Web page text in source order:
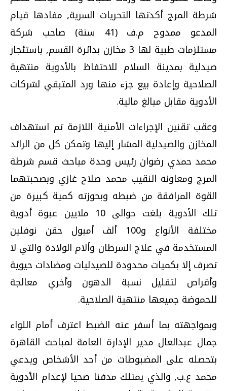
شرطة المرج أكدتها التحريات السرية, مفادها قيام
المدعو ممدوح م.ف (41 سنة) صاحب شركة
مستلزمات طبية لها 3 مخازن بدائرة القسم, باستئجار
صيدلية بمدينة السلام للاحتفاظ بالأدوية منتهية
الصلاحية وإعادة بيع جزء منها ورد المتبقي لشركات
الأدوية مقابل مبالغ مالية.
وعقب تقنين الإجراءات الأمنية اللازمة تم استهداف
المخازن والصيدلية المشار إليها وتمكن كل من الرائد
محمد حمدي رضوان رئيس وحدة مباحث قسم شرطة
المرج ومعاونه النقيب محمد صلاح غازي وبصحبتهما
القوة المرافقة من ضبطه وبحوزته كمية كبيرة من
تلك الأدوية بلغت حوالى 10 ملايين عبوة أدوية
مختلفة الأنواع و100 ألف أمبول حقن نوفلين
المستخدمة في علاج السرطان وألام الولادة والتي لا
تصرف إلا بكميات محدودة للصيدليات ومضادات حيوية
وأقراص لتقليل نسبة الدهون وأخري معالجة
للحموضة جميعها منتهية الصلاحية.
وبمواجهته بما أسفر عنه الضبط اعترف أمام اللواء
جمال عبدالعال مدير الإدارة العامة لمباحث القاهرة
بتحصله على المضبوطات من أحد الأشخاص ويدعي
محمد ع.ب, والذي يمتلك مدفنا صحيا لإعدام الأدوية